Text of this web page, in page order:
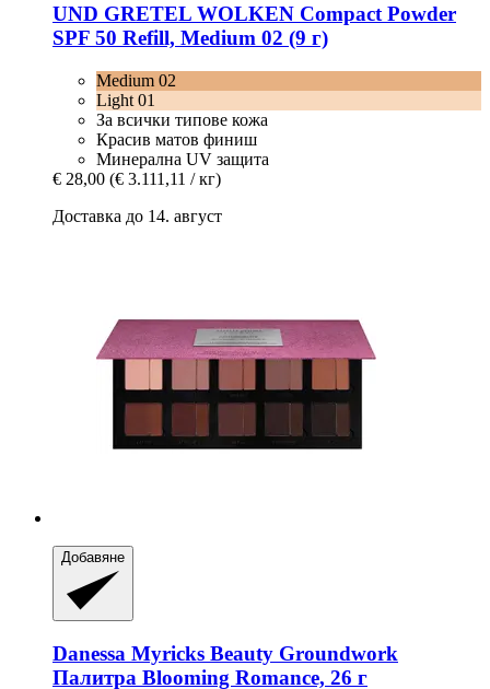
UND GRETEL WOLKEN Compact Powder
SPF 50 Refill, Medium 02 (9 г)
Medium 02
Light 01
За всички типове кожа
Красив матов финиш
Минерална UV защита
€ 28,00 (€ 3.111,11 / кг)
Доставка до 14. август
Добавяне
Danessa Myricks Beauty Groundwork
Палитра Blooming Romance, 26 г